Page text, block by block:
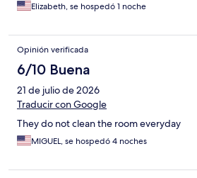
Elizabeth, se hospedó 1 noche
Opinión verificada
6/10 Buena
21 de julio de 2026
Traducir con Google
They do not clean the room everyday
MIGUEL, se hospedó 4 noches